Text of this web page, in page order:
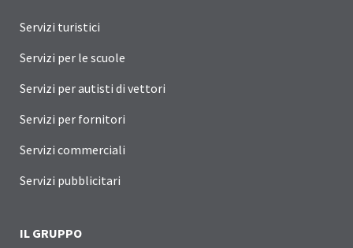
Servizi turistici
Servizi per le scuole
Servizi per autisti di vettori
Servizi per fornitori
Servizi commerciali
Servizi pubblicitari
IL GRUPPO